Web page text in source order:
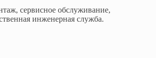
сервисное обслуживание,
инженерная служба.